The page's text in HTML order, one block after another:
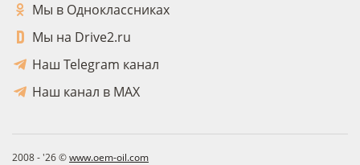
Мы в Одноклассниках
Мы на Drive2.ru
Наш Telegram канал
Наш канал в MAX
2008 - '26 ©www.oem-oil.com